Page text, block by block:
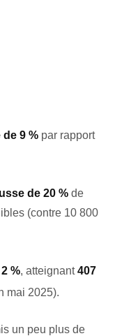
de 9 % par rapport
de 20 % de
(contre 10 800
2 %, atteignant407
mai 2025).
un peu plus de